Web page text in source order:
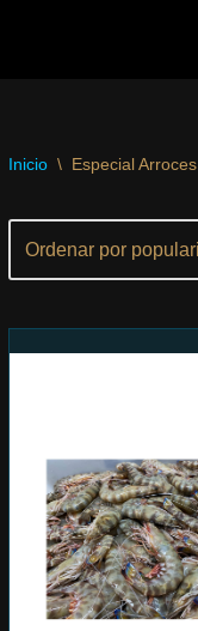
Inicio \ Especial Arroces